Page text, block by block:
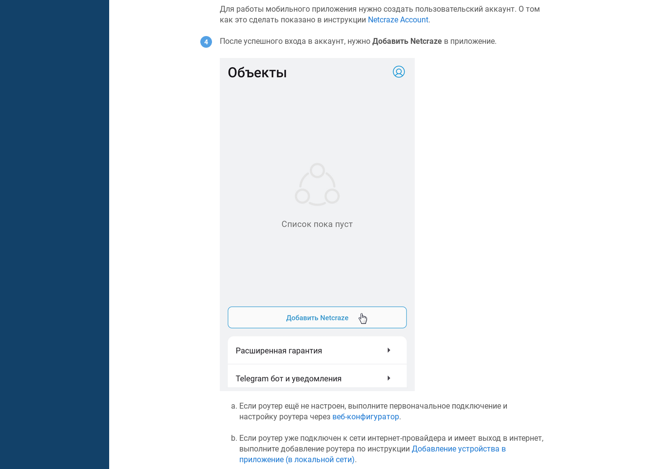
Для работы мобильного приложения нужно создать пользовательский аккаунт. О том
как это сделать показано в инструкции NetcrazeAccount.
После успешного входа в аккаунт, нужно Добавить Netcrazeв приложение.
Если роутер ещё не настроен, выполните первоначальное подключение и
настройку роутера через веб-конфигуратор.
Если роутер уже подключен к сети интернет-провайдера и имеет выход в интернет,
выполните добавление роутера по инструкции Добавление устройства в
приложение (в локальной сети).